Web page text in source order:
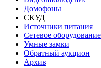
Домофоны
СКУД
Источники питания
Сетевое оборудование
Умные замки
Обратный аукцион
Архив